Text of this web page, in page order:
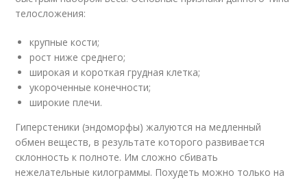
телосложения:
крупные кости;
рост ниже среднего;
широкая и короткая грудная клетка;
укороченные конечности;
широкие плечи.
Гиперстеники (эндоморфы) жалуются на медленный
обмен веществ, в результате которого развивается
склонность к полноте. Им сложно сбивать
нежелательные килограммы. Похудеть можно только на